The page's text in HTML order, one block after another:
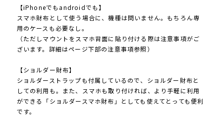
【iPhoneでもandroidでも】
スマホ財布として使う場合に、機種は問いません。もちろん専
用のケースも必要なし。
（ただしマウントをスマホ背面に貼り付ける際は注意事項がご
ざいます。詳細はページ下部の注意事項参照）
【ショルダー財布】
ショルダーストラップも付属しているので、ショルダー財布と
しての利用も。また、スマホも取り付ければ、より手軽に利用
ができる「ショルダースマホ財布」としても使えてとっても便利
です。